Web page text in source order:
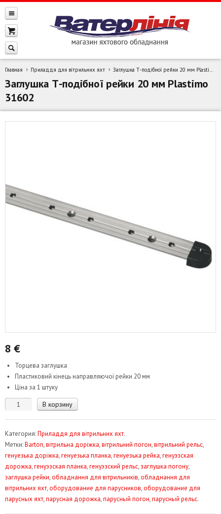
Главная Приладдя для вітрильних яхт Заглушка Т-подібної рейки 20 мм Plastimo 31602
Заглушка Т-подібної рейки 20 мм Plastimo
31602
8 €
Торцева заглушка
Пластиковий кінець направляючої рейки 20 мм
Ціна за 1 штуку
Количество
Т-
подібної
рейки
20
мм
Plastimo
31602
В корзину
Категория:Приладдя для вітрильних яхт.
Метки:Barton,вітрильна доріжка,вітрильний погон,вітрильний рельс,
генуезька доріжка,генуезька планка,генуезька рейка,генуэзская
дорожка,генуэзская планка,генуэзский рельс,заглушка погону,
заглушка рейки,обладнання для вітрильників,обладнання для
вітрильних яхт,оборудование для парусников,оборудование для
парусных яхт,парусная дорожка,парусный погон,парусный рельс.